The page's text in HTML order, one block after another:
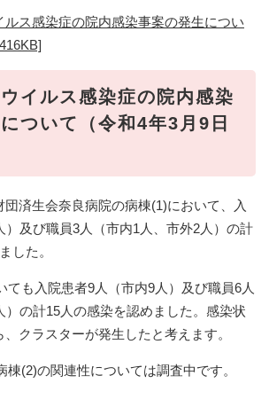
ルス感染症の院内感染事案の発生につい
イルス感染症の院内感染
ついて（令和4年3月9日
済生会奈良病院の病棟(1)において、入
）及び職員3人（市内1人、市外2人）の計
した。
ても入院患者9人（市内9人）及び職員6人
）の計15人の感染を認めました。感染状
クラスターが発生したと考えます。
棟(2)の関連性については調査中です。